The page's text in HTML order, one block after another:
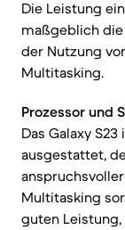
Die Leistung
maßgeblich
der Nutzung
Multitasking.
Prozessor und
Das Galaxy
ausgestattet,
Multitasking
guten